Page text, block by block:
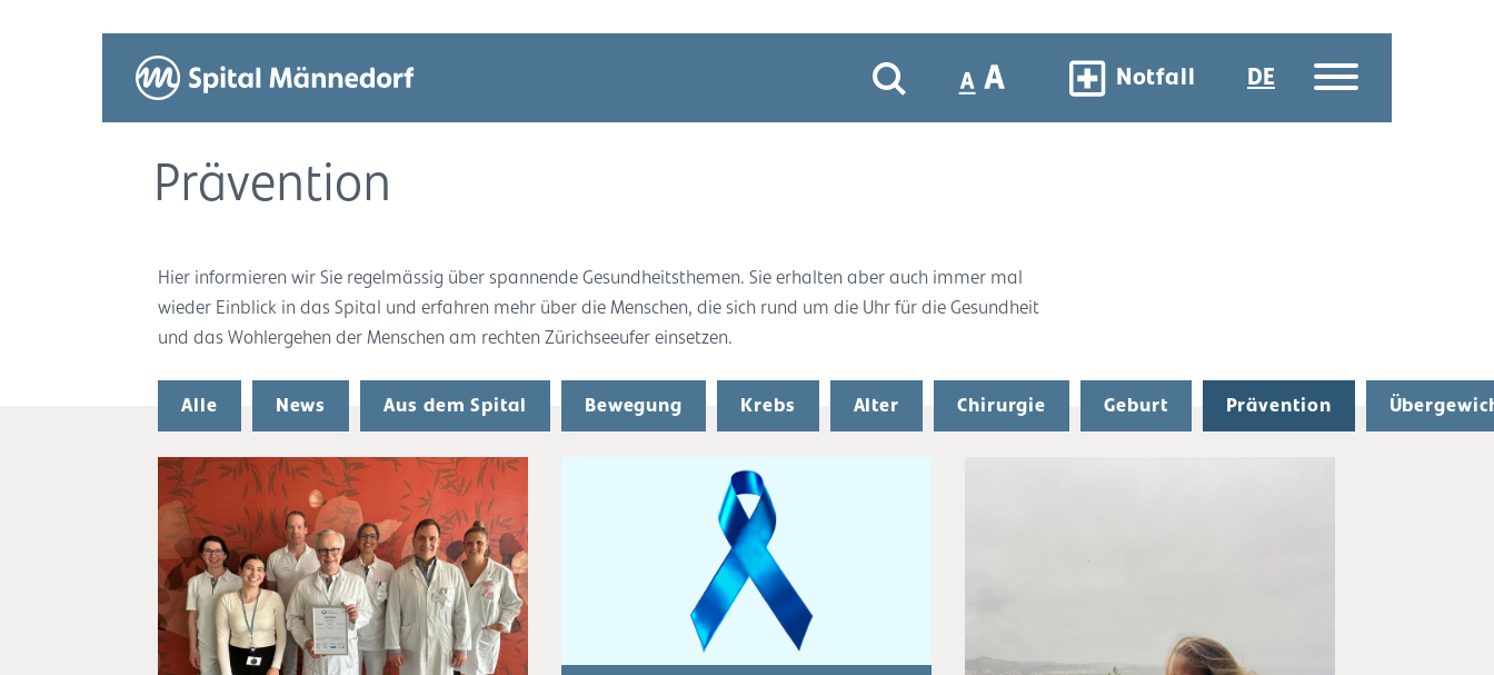
Notfall DE
Prävention
Hier informieren wir Sie regelmässig über spannende Gesundheitsthemen. Sie erhalten aber auch immer mal
wieder Einblick in das Spital und erfahren mehr über die Menschen, die sich rund um die Uhr für die Gesundheit
und das Wohlergehen der Menschen am rechten Zürichseeufer einsetzen.
Alle News Aus dem Spital Bewegung Krebs Alter Chirurgie Geburt Prävention